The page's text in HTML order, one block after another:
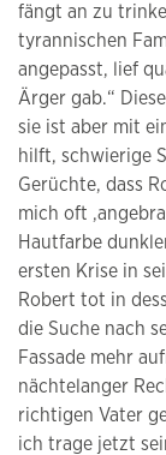
fängt an zu
tyrannischen
angepasst, lief
Ärger gab.“
sie ist aber mit
hilft, schwierige
Gerüchte, dass
mich oft
Hautfarbe
ersten Krise in
Robert tot in
die Suche nach
Fassade mehr
nächtelanger
richtigen Vater
ich trage jetzt